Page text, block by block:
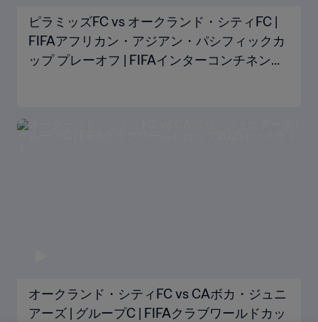
ピラミッズFC vs オークランド・シティFC |
FIFAアフリカン・アジアン・パシフィックカ
ップ プレーオフ | FIFAインターコンチネンタ
オークランド・シティFC vs CAボカ・ジュニ
アーズ | グループC | FIFAクラブワールドカッ